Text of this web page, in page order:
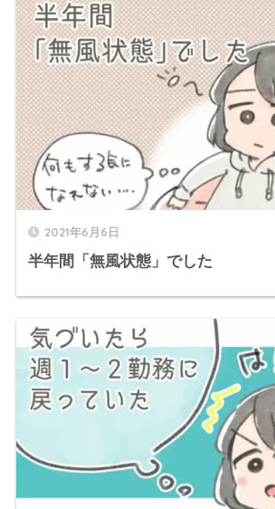
2021年6月6日
半年間「無風状態」でした